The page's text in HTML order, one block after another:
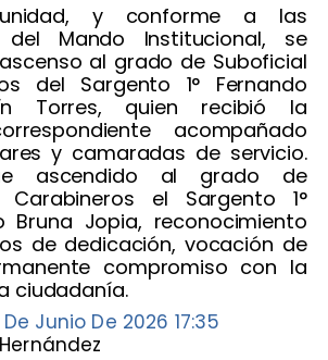
y conforme a las
del Mando Institucional, se
al grado de Suboficial
del Sargento 1° Fernando
Torres, quien recibió la
acompañado
y camaradas de servicio.
ascendido al grado de
Carabineros el Sargento 1°
Bruna Jopia, reconocimiento
de dedicación, vocación de
compromiso con la
ciudadanía.
De Junio De 2026 17:35